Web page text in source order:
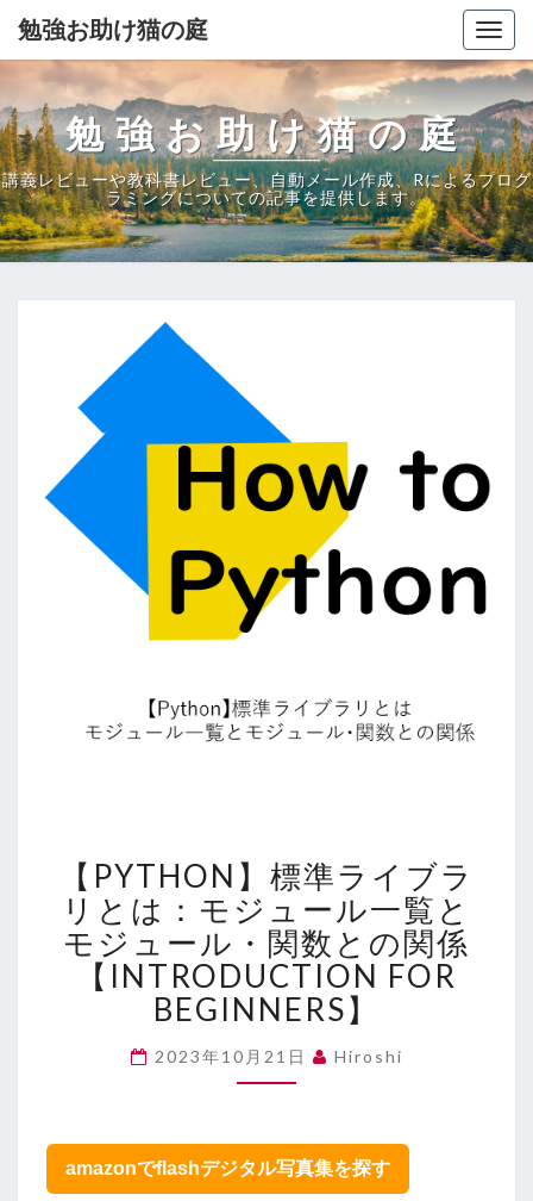
勉強お助け猫の庭
勉強お助け猫の庭
講義レビューや教科書レビュー、自動メール作成、Rによるプログ
ラミングについての記事を提供します。
標
ラ
イ
ブ
ラ
と
は：
ュ
ー
【PYTHON】標準ライブラ
リとは：モジュール一覧と
モジュール・関数との関係
【INTRODUCTION FOR
BEGINNERS】
2023年10月21日 Hiroshi
amazonでflashデジタル写真集を探す